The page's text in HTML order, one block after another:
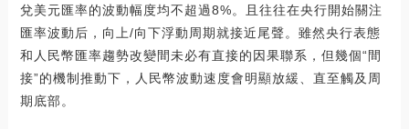
兌美元匯率的波動幅度均不超過8%。且往往在央行開始關注
匯率波動后，向上/向下浮動周期就接近尾聲。雖然央行表態
和人民幣匯率趨勢改變間未必有直接的因果聯系，但幾個“間
接”的機制推動下，人民幣波動速度會明顯放緩、直至觸及周
期底部。